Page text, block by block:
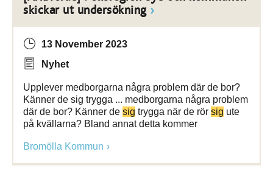
skickar ut undersökning
13 November 2023
Nyhet
Upplever medborgarna några problem där de bor?
Känner de sig trygga ... medborgarna några problem
där de bor? Känner de sig trygga när de rör sig ute
på kvällarna? Bland annat detta kommer
Bromölla Kommun